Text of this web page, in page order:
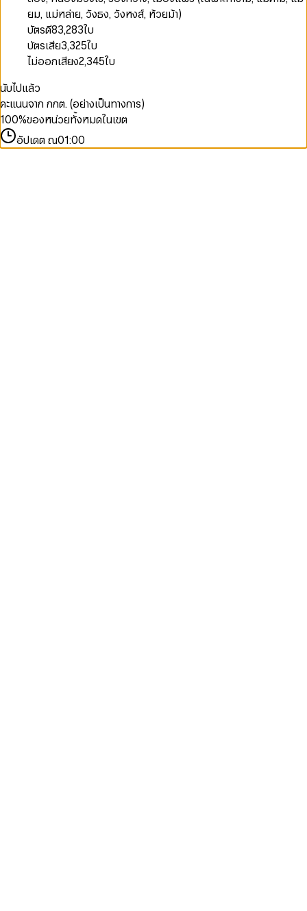
ยม, แม่หล่าย, วังธง, วังหงส์, ห้วยม้า)
บัตรดี83,283ใบ
บัตรเสีย3,325ใบ
ไม่ออกเสียง2,345ใบ
นับไปแล้ว
คะแนนจาก กกต. (อย่างเป็นทางการ)
100%ของหน่วยทั้งหมดในเขต
อัปเดต ณ01:00